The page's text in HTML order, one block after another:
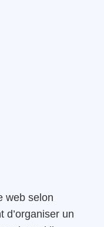
web selon
d’organiser un